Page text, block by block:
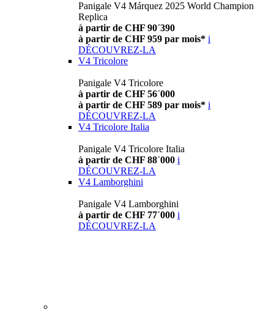
Panigale V4 Márquez 2025 World Champion
Replica
à partir de CHF 90´390
à partir de CHF 959 par mois* i
DÉCOUVREZ-LA
V4 Tricolore
Panigale V4 Tricolore
à partir de CHF 56´000
à partir de CHF 589 par mois* i
DÉCOUVREZ-LA
V4 Tricolore Italia
Panigale V4 Tricolore Italia
à partir de CHF 88´000 i
DÉCOUVREZ-LA
V4 Lamborghini
Panigale V4 Lamborghini
à partir de CHF 77´000 i
DÉCOUVREZ-LA